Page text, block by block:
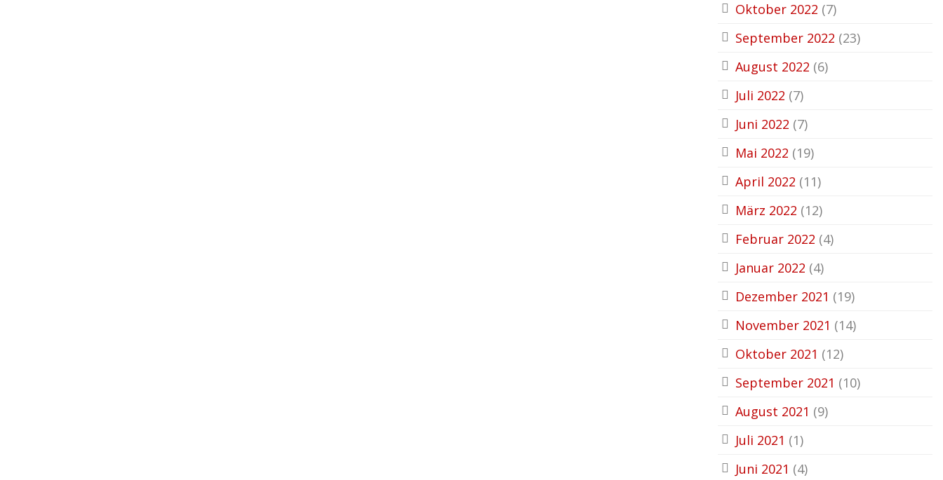
Oktober 2022 (7)
September 2022 (23)
August 2022 (6)
Juli 2022 (7)
Juni 2022 (7)
Mai 2022 (19)
April 2022 (11)
März 2022 (12)
Februar 2022 (4)
Januar 2022 (4)
Dezember 2021 (19)
November 2021 (14)
Oktober 2021 (12)
September 2021 (10)
August 2021 (9)
Juli 2021 (1)
Juni 2021 (4)